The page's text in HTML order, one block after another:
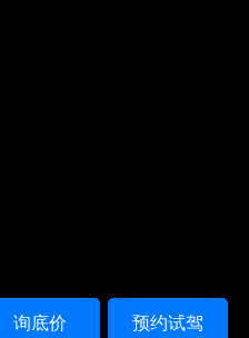
预约试驾
询底价